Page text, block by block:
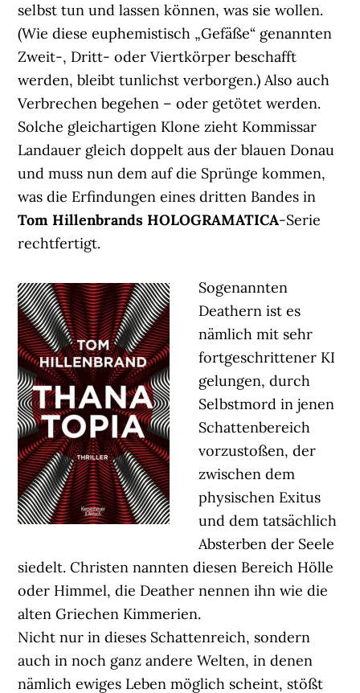
selbst tun und lassen können, was sie wollen.
(Wie diese euphemistisch „Gefäße“ genannten
Zweit-, Dritt- oder Viertkörper beschafft
werden, bleibt tunlichst verborgen.) Also auch
Verbrechen begehen – oder getötet werden.
Solche gleichartigen Klone zieht Kommissar
Landauer gleich doppelt aus der blauen Donau
und muss nun dem auf die Sprünge kommen,
was die Erfindungen eines dritten Bandes in
Tom Hillenbrands HOLOGRAMATICA-Serie
rechtfertigt.
Sogenannten
Deathern ist es
nämlich mit sehr
fortgeschrittener KI
gelungen, durch
Selbstmord in jenen
Schattenbereich
vorzustoßen, der
zwischen dem
physischen Exitus
und dem tatsächlich
Absterben der Seele
siedelt. Christen nannten diesen Bereich Hölle
oder Himmel, die Deather nennen ihn wie die
alten Griechen Kimmerien.
Nicht nur in dieses Schattenreich, sondern
auch in noch ganz andere Welten, in denen
nämlich ewiges Leben möglich scheint, stößt